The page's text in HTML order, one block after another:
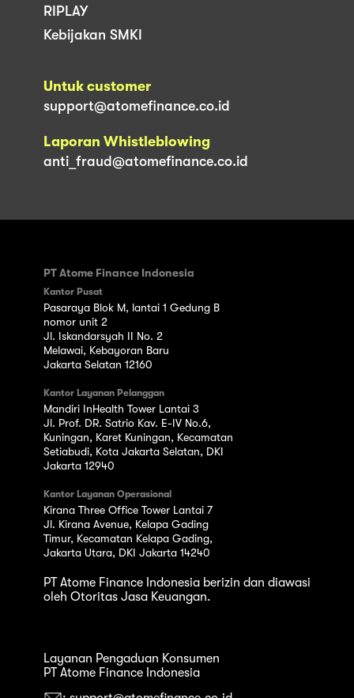
RIPLAY
Kebijakan SMKI
Untuk customer
support@atomefinance.co.id
Laporan Whistleblowing
anti_fraud@atomefinance.co.id
PT Atome Finance Indonesia
Kantor Pusat
Pasaraya Blok M, lantai 1 Gedung B
nomor unit 2
Jl. Iskandarsyah II No. 2
Melawai, Kebayoran Baru
Jakarta Selatan 12160
Kantor Layanan Pelanggan
Mandiri InHealth Tower Lantai 3
Jl. Prof. DR. Satrio Kav. E-IV No.6,
Kuningan, Karet Kuningan, Kecamatan
Setiabudi, Kota Jakarta Selatan, DKI
Jakarta 12940
Kantor Layanan Operasional
Kirana Three Office Tower Lantai 7
Jl. Kirana Avenue, Kelapa Gading
Timur, Kecamatan Kelapa Gading,
Jakarta Utara, DKI Jakarta 14240
PT Atome Finance Indonesia berizin dan diawasi
oleh Otoritas Jasa Keuangan.
Layanan Pengaduan Konsumen
PT Atome Finance Indonesia